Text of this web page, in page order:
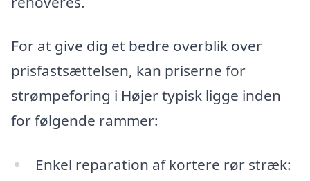
For at give dig et bedre overblik over
prisfastsættelsen, kan priserne for
strømpeforing i Højer typisk ligge inden
for følgende rammer:
Enkel reparation af kortere rør stræk: